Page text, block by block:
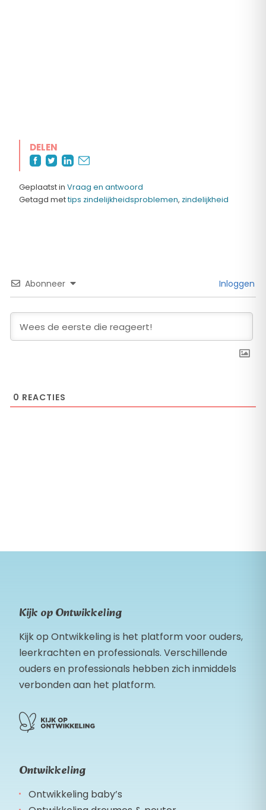
DELEN
Geplaatst in Vraag en antwoord
Getagd mettips zindelijkheidsproblemen, zindelijkheid
Abonneer Inloggen
0 REACTIES
Kijk op Ontwikkeling
Kijk op Ontwikkeling is het platform voor ouders,
leerkrachten en professionals. Verschillende
ouders en professionals hebben zich inmiddels
verbonden aan het platform.
Ontwikkeling
Ontwikkeling baby’s